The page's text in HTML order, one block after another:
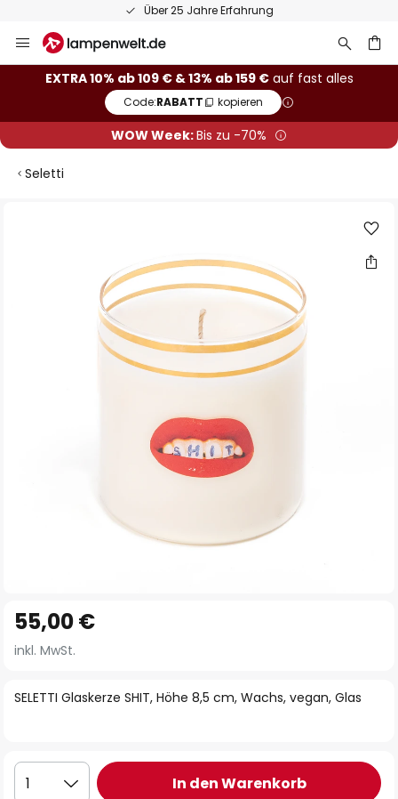
Über 25 Jahre Erfahrung
Inhalt
springen
EXTRA 10% ab 109 € & 13% ab 159 €auf fast alles
Code:RABATT kopieren
WOW Week:Bis zu -70%
Seletti
Anfang
der
springen
SELETTI Glaskerze SHIT, Höhe 8,5 cm, Wachs, vegan, Glas
55,00 €
inkl. MwSt.
1 In den Warenkorb